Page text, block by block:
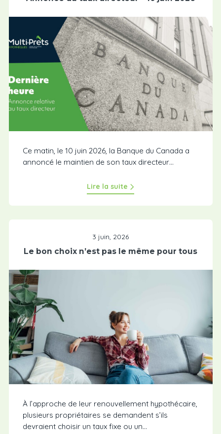
Ce matin, le 10 juin 2026, la Banque du Canada a
annoncé le maintien de son taux directeur…
Lire la suite
3 juin, 2026
Le bon choix n’est pas le même pour tous
À l’approche de leur renouvellement hypothécaire,
plusieurs propriétaires se demandent s’ils
devraient choisir un taux fixe ou un…